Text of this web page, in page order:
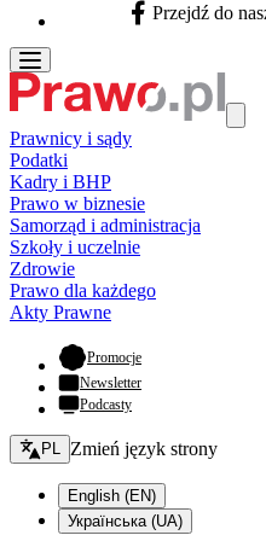
Facebook - otwiera się
Przejdź do
Prawnicy i sądy
Podatki
Kadry i BHP
Prawo w biznesie
Samorząd i administracja
Szkoły i uczelnie
Zdrowie
Prawo dla każdego
Akty Prawne
Promocje- otwiera się w nowej
Newsletter
Podcasty
Zmień język - bieżący:
PL Zmień język strony
English (EN)
Українська (UA)